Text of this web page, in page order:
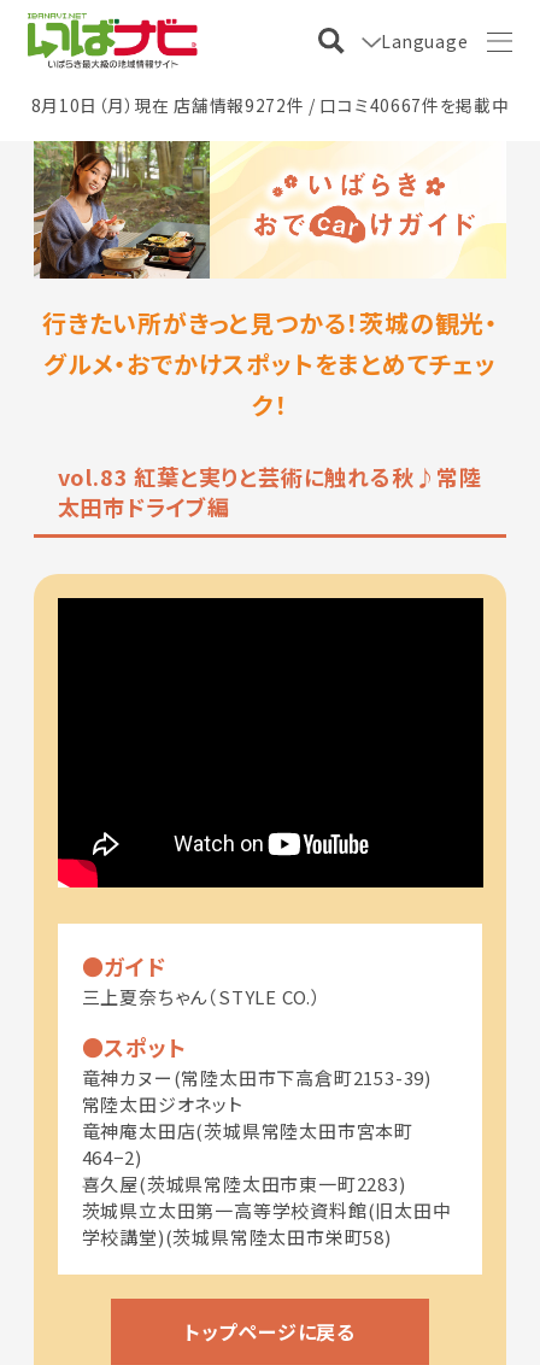
Language
8月10日（月）現在 店舗情報9272件 / 口コミ40667件を掲載中
行きたい所がきっと見つかる！茨城の観光・
グルメ・おでかけスポットをまとめてチェッ
ク！
vol.83 紅葉と実りと芸術に触れる秋♪常陸
太田市ドライブ編
ガイド
三上夏奈ちゃん（STYLE CO.）
スポット
竜神カヌー(常陸太田市下高倉町2153-39)
常陸太田ジオネット
竜神庵太田店(茨城県常陸太田市宮本町
464−2)
喜久屋(茨城県常陸太田市東一町2283)
茨城県立太田第一高等学校資料館(旧太田中
学校講堂)(茨城県常陸太田市栄町58)
トップページに戻る